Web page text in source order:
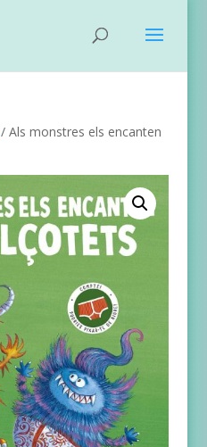
/ Als monstres els encanten